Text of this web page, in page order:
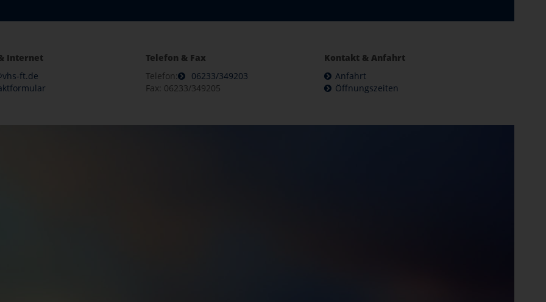
Internet
ft.de
Telefon & Fax
Telefon:
06233/349203
Fax: 06233/349205
Kontakt & Anfahrt
Anfahrt
Öffnungszeiten